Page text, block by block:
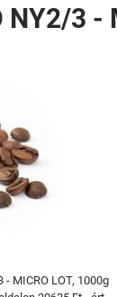
NY2/3 -
- MICRO LOT, 1000g